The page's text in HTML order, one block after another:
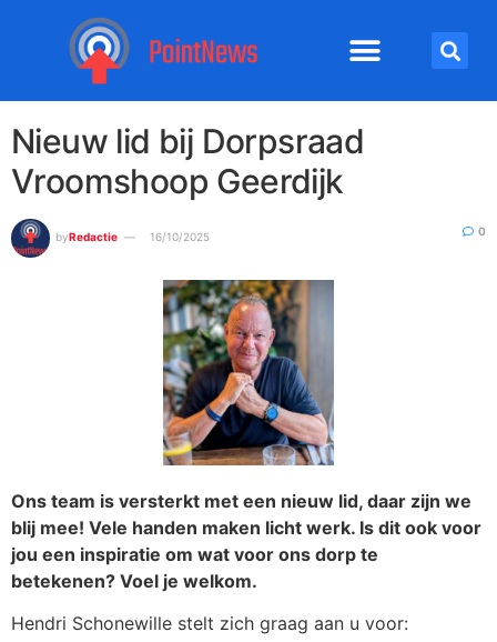
Nieuw lid bij Dorpsraad
Vroomshoop Geerdijk
byRedactie 16/10/2025 0
Ons team is versterkt met een nieuw lid, daar zijn we
blij mee! Vele handen maken licht werk. Is dit ook voor
jou een inspiratie om wat voor ons dorp te
betekenen? Voel je welkom.
Hendri Schonewille stelt zich graag aan u voor: